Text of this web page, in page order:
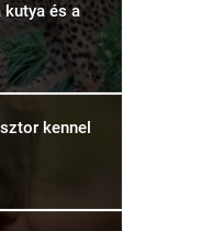
és a
kennel